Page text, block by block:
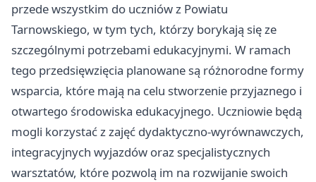
przede wszystkim do uczniów z Powiatu
Tarnowskiego, w tym tych, którzy borykają się ze
szczególnymi potrzebami edukacyjnymi. W ramach
tego przedsięwzięcia planowane są różnorodne formy
wsparcia, które mają na celu stworzenie przyjaznego i
otwartego środowiska edukacyjnego. Uczniowie będą
mogli korzystać z zajęć dydaktyczno-wyrównawczych,
integracyjnych wyjazdów oraz specjalistycznych
warsztatów, które pozwolą im na rozwijanie swoich